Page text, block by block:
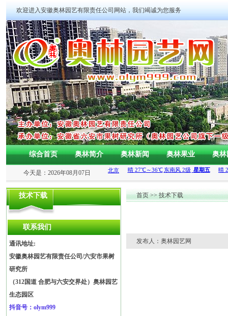
欢迎进入安徽奥林园艺有限责任公司网站，我们竭诚为您服务
综合首页 奥林简介 奥林新闻 奥林果业 奥林
今天是：2026年08月07日
技术下载
联系我们
通讯地址:
安徽奥林园艺有限责任公司/六安市果树
研究所
（312国道 合肥与六安交界处）奥林园艺
生态园区
抖音号：olym999
首页 >>技术下载
发布人：奥林园艺网